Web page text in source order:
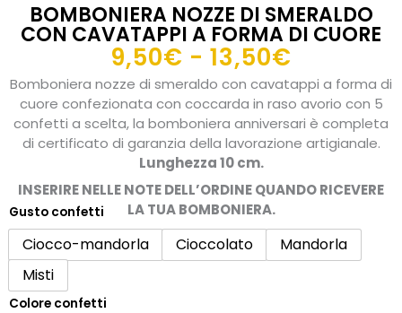
BOMBONIERA NOZZE DI SMERALDO
CON CAVATAPPI A FORMA DI CUORE
9,50€ - 13,50€
di
prezzo:
da
9,50€
13,50€
Bomboniera nozze di smeraldo con cavatappi a forma di
cuore confezionata con coccarda in raso avorio con 5
confetti a scelta, la bomboniera anniversari è completa
di certificato di garanzia della lavorazione artigianale.
Lunghezza 10 cm.
INSERIRE NELLE NOTE DELL’ORDINE QUANDO RICEVERE
LA TUA BOMBONIERA.
Gusto confetti
Ciocco-mandorla Cioccolato
Mandorla
Misti
Colore confetti
Bomboniera
nozze
di
smeraldo
con